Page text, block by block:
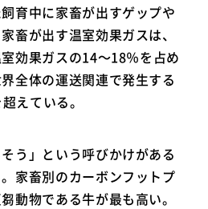
育中に家畜が出すゲップや
畜が出す温室効果ガスは、
効果ガスの14～18％を占め
全体の運送関連で発生する
えている。
う」という呼びかけがある
家畜別のカーボンフットプ
動物である牛が最も高い。